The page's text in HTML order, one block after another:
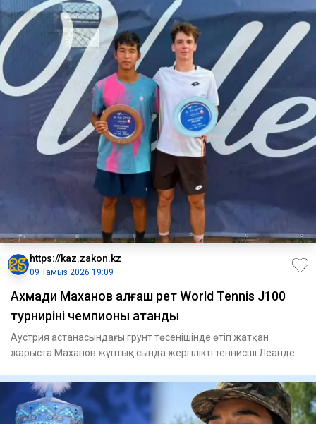
https://kaz.zakon.kz
09 Тамыз 2026 19:09
Ахмади Маханов алғаш рет World Tennis J100
турнирінің чемпионы атанды
Аустрия астанасындағы грунт төсенішінде өтіп жатқан
жарыста Маханов жұптық сында жергілікті теннисші Леандер